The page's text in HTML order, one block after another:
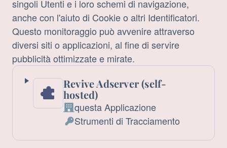
singoli Utenti e i loro schemi di navigazione,
anche con l'aiuto di Cookie o altri Identificatori.
Questo monitoraggio può avvenire attraverso
diversi siti o applicazioni, al fine di servire
pubblicità ottimizzate e mirate.
Revive Adserver (self-
hosted)
Azienda:
questa Applicazione
Dati
Personali
Strumenti di Tracciamento